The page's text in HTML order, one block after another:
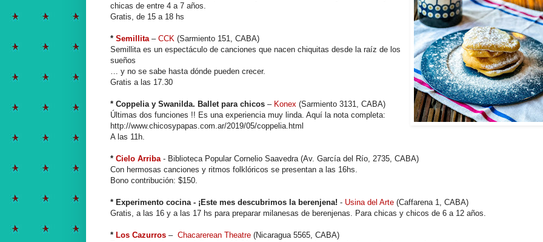
chicas de entre 4 a 7 años.
Gratis, de 15 a 18 hs
* Semillita – CCK (Sarmiento 151, CABA)
Semillita es un espectáculo de canciones que nacen chiquitas desde la raíz de los
sueños
… y no se sabe hasta dónde pueden crecer.
Gratis a las 17.30
* Coppelia y Swanilda. Ballet para chicos – Konex (Sarmiento 3131, CABA)
Últimas dos funciones !! Es una experiencia muy linda. Aquí la nota completa:
http://www.chicosypapas.com.ar/2019/05/coppelia.html
A las 11h.
* Cielo Arriba - Biblioteca Popular Cornelio Saavedra (Av. García del Río, 2735, CABA)
Con hermosas canciones y ritmos folklóricos se presentan a las 16hs.
Bono contribución: $150.
* Experimento cocina - ¡Este mes descubrimos la berenjena! - Usina del Arte (Caffarena 1, CABA)
Gratis, a las 16 y a las 17 hs para preparar milanesas de berenjenas. Para chicas y chicos de 6 a 12 años.
* Los Cazurros – Chacarerean Theatre (Nicaragua 5565, CABA)